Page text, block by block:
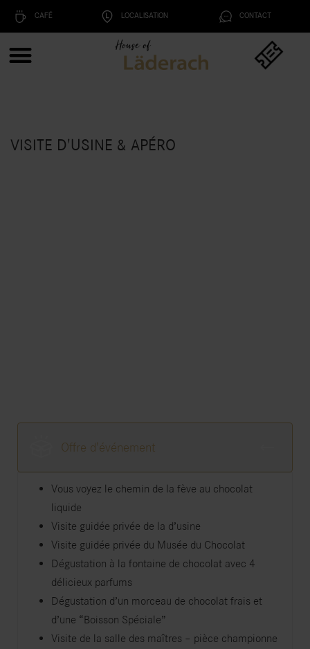
CAFÉ LOCALISATION CONTACT
VISITE D'USINE & APÉRO
Offre d'événement
Vous voyez le chemin de la fève au chocolat
liquide
Visite guidée privée de la d’usine
Visite guidée privée du Musée du Chocolat
Dégustation à la fontaine de chocolat avec 4
délicieux parfums
Dégustation d’un morceau de chocolat frais et
d’une “Boisson Spéciale”
Visite de la salle des maîtres – pièce championne